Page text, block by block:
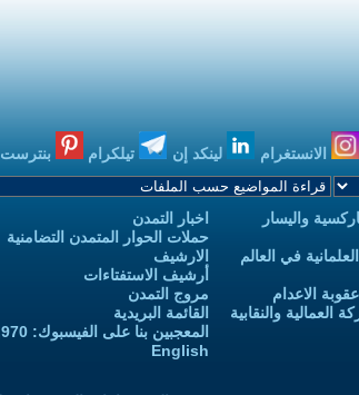
الانستغرام لينكد إن تيلكرام بنترست
واليسار
في العالم
الاعدام
والنقابية
اخبار التمدن
حملات الحوار المتمدن التضامنية
الارشيف
أرشيف الاستفتاءات
مروج التمدن
القائمة البريدية
المعجبين بنا على الفيسبوك: 3,732,970
English